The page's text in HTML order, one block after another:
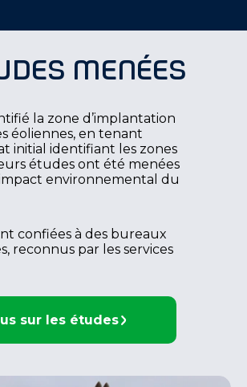
menées
la zone d’implantation
éoliennes, en tenant
initial identifiant les zones
études ont été menées
environnemental du
confiées à des bureaux
reconnus par les services
sur les études